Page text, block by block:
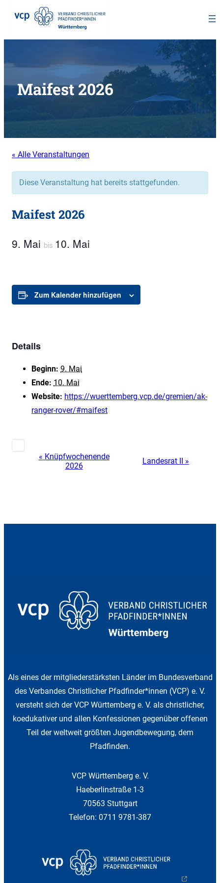
Maifest 2026
« Alle Veranstaltungen
Diese Veranstaltung hat bereits stattgefunden.
Maifest 2026
9. Mai bis 10. Mai
Zum Kalender hinzufügen
Details
Beginn: 9. Mai
Ende: 10. Mai
Website: https://wuerttemberg.vcp.de/gremien/ak-
ranger-rover/#maifest
Veranstaltung-
« Knüpfwochenende
2026
Landesrat II »
Als eines der mitgliederstärksten Länder im Bundesverband
des Verbandes Christlicher Pfadfinder*innen (VCP) e. V.
versteht sich der VCP Württemberg e. V. als christlicher,
koedukativer und allen Konfessionen gegenüber offenen
Teil der weltweit größten Jugendbewegung, dem
Pfadfinden.
VCP Württemberg e. V.
Haeberlinstraße 1-3
70563 Stuttgart
Telefon: 0711 9781-387